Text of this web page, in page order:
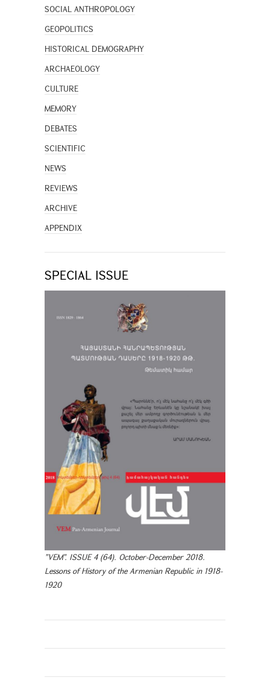
SOCIAL ANTHROPOLOGY
GEOPOLITICS
HISTORICAL DEMOGRAPHY
ARCHAEOLOGY
CULTURE
MEMORY
DEBATES
SCIENTIFIC
NEWS
REVIEWS
ARCHIVE
APPENDIX
SPECIAL ISSUE
"VEM". ISSUE 4 (64). October-December 2018.
Lessons of History of the Armenian Republic in 1918-
1920